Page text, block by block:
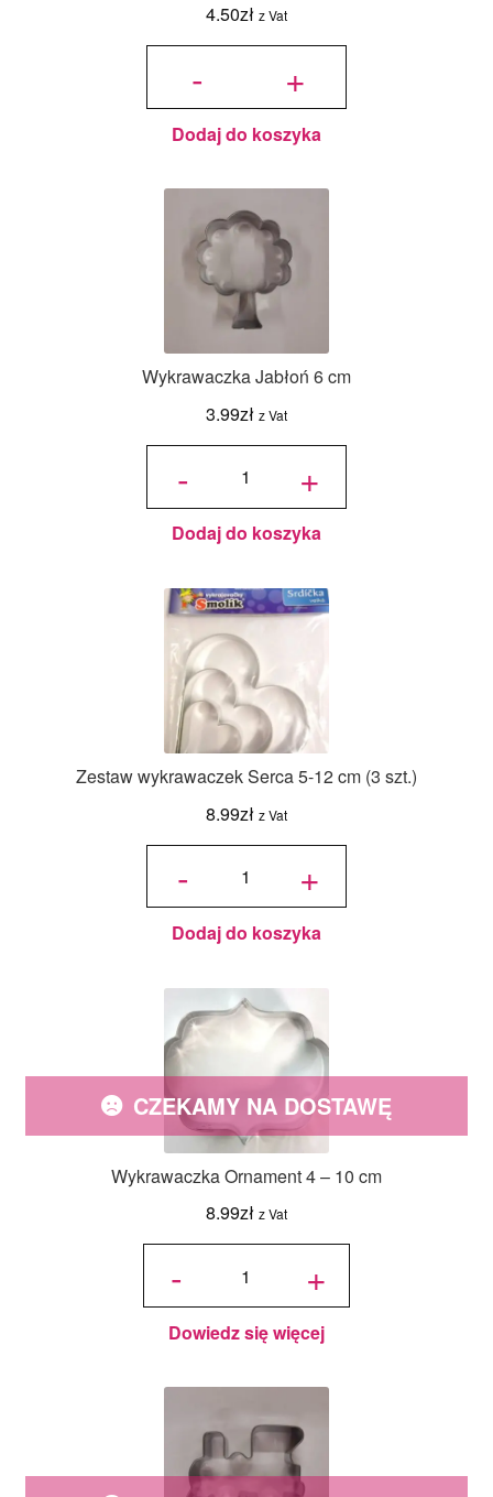
4.50zł z Vat
-
ilość
7,5 cm +
Dodaj do koszyka
Wykrawaczka Jabłoń 6 cm
3.99zł z Vat
-
ilość
Jabłoń 6 cm +
Dodaj do koszyka
Zestaw wykrawaczek Serca 5-12 cm (3 szt.)
8.99zł z Vat
-
ilość Zestaw
cm (3 szt.) +
Dodaj do koszyka
Wykrawaczka Ornament 4 – 10 cm
8.99zł z Vat
CZEKAMY NA DOSTAWĘ
-
ilość
Ornament 4 -
10 cm +
Dowiedz się więcej